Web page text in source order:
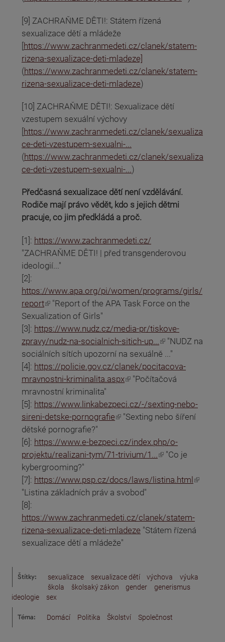
[9] ZACHRAŇME DĚTI!: Státem řízená
sexualizace dětí a mládeže
[https://www.zachranmedeti.cz/clanek/statem-
rizena-sexualizace-deti-mladeze]
(https://www.zachranmedeti.cz/clanek/statem-
rizena-sexualizace-deti-mladeze)
[10] ZACHRAŇME DĚTI!: Sexualizace dětí
vzestupem sexuální výchovy
https://www.zachranmedeti.cz/clanek/sexualiza
ce-deti-vzestupem-sexualni-...
(https://www.zachranmedeti.cz/clanek/sexualiza
ce-deti-vzestupem-sexualni-...)
Předčasná sexualizace dětí není vzdělávání.
Rodiče mají právo vědět, kdo s jejich dětmi
pracuje, co jim předkládá a proč.
[1]: https://www.zachranmedeti.cz/
"ZACHRAŇME DĚTI! | před transgenderovou
ideologií..."
[2]:
https://www.apa.org/pi/women/programs/girls/
report
(odkaz je externí)"Report of the APA Task Force on the
Sexualization of Girls"
[3]: https://www.nudz.cz/media-pr/tiskove-
zpravy/nudz-na-socialnich-sitich-up...
(odkaz je externí)
"NUDZ na
sociálních sítích upozorní na sexuálně ..."
[4]: https://policie.gov.cz/clanek/pocitacova-
mravnostni-kriminalita.aspx
(odkaz je externí)
"Počítačová
mravnostní kriminalita"
[5]: https://www.linkabezpeci.cz/-/sexting-nebo-
sireni-detske-pornografie
(odkaz je externí)
"Sexting nebo šíření
dětské pornografie?"
[6]: https://www.e-bezpeci.cz/index.php/o-
projektu/realizani-tym/71-trivium/1...
(odkaz je externí)
"Co je
kybergrooming?"
[7]: https://www.psp.cz/docs/laws/listina.html
(odkaz je externí)
"Listina základních práv a svobod"
[8]:
https://www.zachranmedeti.cz/clanek/statem-
rizena-sexualizace-deti-mladeze "Státem řízená
sexualizace dětí a mládeže"
Štítky: sexualizace sexualizace dětí výchova
výuka
škola
školsaký zákon gender
generismus
ideologie
sex
Téma: Domácí Politika Školství Společnost